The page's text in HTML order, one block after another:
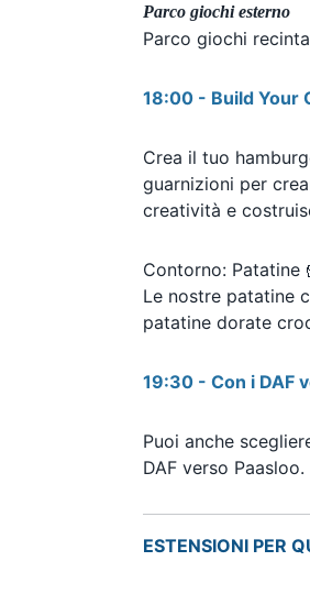
Parco giochi esterno
Parco giochi
18:00 - Build Your
Crea il tuo
guarnizioni per
creatività e
Contorno: Patatine
Le nostre patatine
patatine dorate
19:30 - Con i DAF
Puoi anche
DAF verso Paasloo.
ESTENSIONI PER